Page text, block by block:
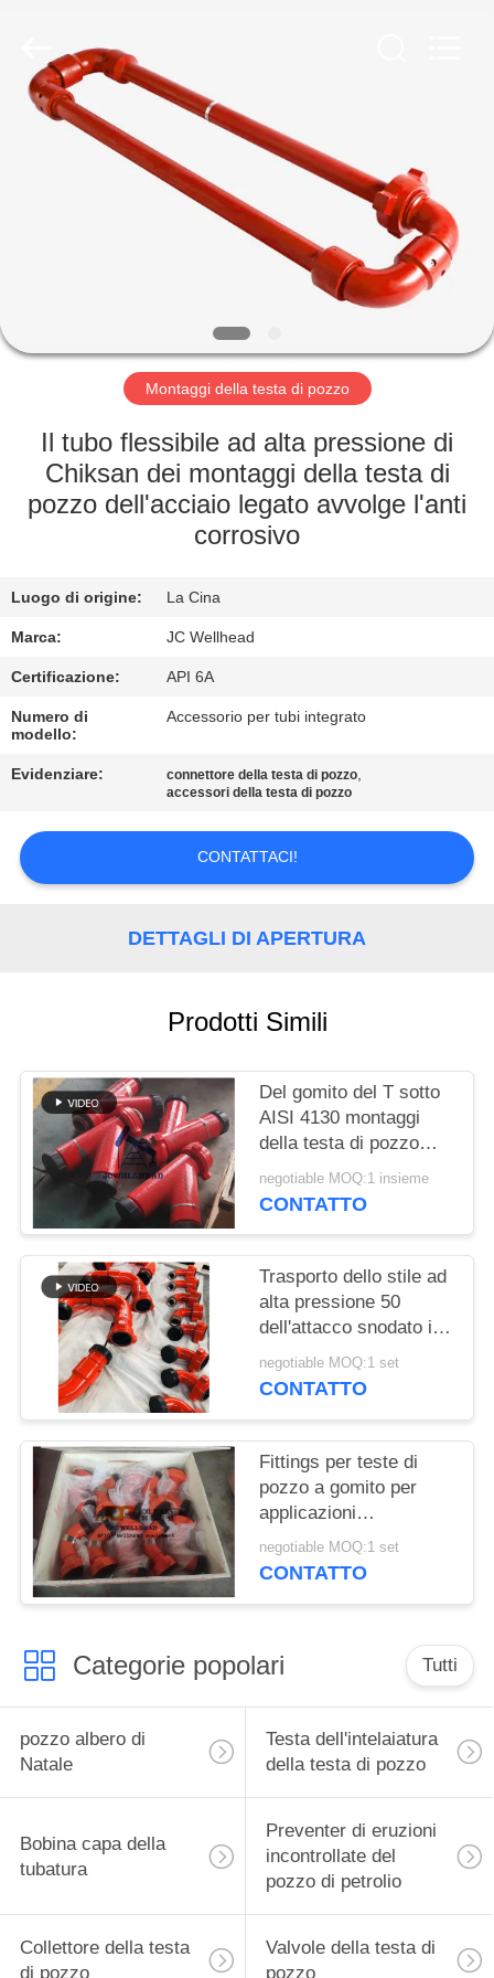
CASA
PRODOTTI
GIRO
FABBRICA
CONTROLLO
CONTATTICI
NOTIZIE
CASI
MAPPA
DEL
Rights
Reserved.
Montaggi della testa di pozzo
Il tubo flessibile ad alta pressione di
Chiksan dei montaggi della testa di
pozzo dell'acciaio legato avvolge l'anti
corrosivo
Luogo di origine: La Cina
Marca: JC Wellhead
Certificazione: API 6A
Numero di
modello:
Accessorio per tubi integrato
Evidenziare: connettore della testa di pozzo,
accessori della testa di pozzo
CONTATTACI!
DETTAGLI DI APERTURA
Prodotti Simili
Del gomito del T sotto
AISI 4130 montaggi
della testa di pozzo
dell'incrocio
negotiable MOQ:1 insieme
CONTATTO
Trasporto dello stile ad
alta pressione 50
dell'attacco snodato in
acciaio dei montaggi
fluidi della testa di
negotiable MOQ:1 set
CONTATTO
Fittings per teste di
pozzo a gomito per
applicazioni
nell'industria petrolifera
e del gas - 1/2  4 
negotiable MOQ:1 set
CONTATTO
Categorie popolari Tutti
pozzo albero di
Natale
Testa dell'intelaiatura
della testa di pozzo
Bobina capa della
tubatura
Preventer di eruzioni
incontrollate del
pozzo di petrolio
Collettore della testa
di pozzo
Valvole della testa di
pozzo